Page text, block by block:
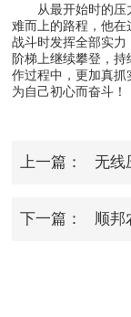
从最开始时的压力
难而上的路程，他
战斗时发挥全部实
阶梯上继续攀登，
作过程中，更加真抓
为自己初心而奋斗！
上一篇： 无线
下一篇： 顺邦